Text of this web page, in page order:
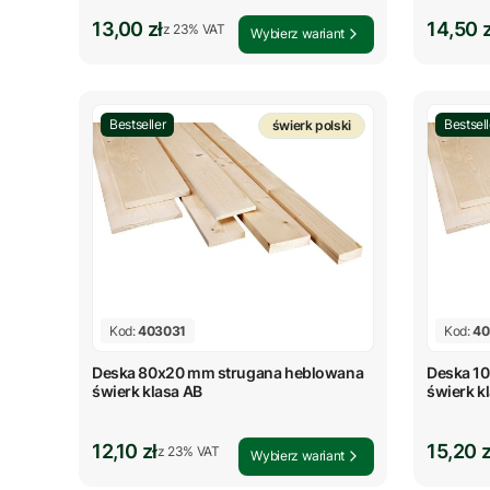
Cena brutto
13,00 złz %s VAT
z 23% VAT Wybierz wariant Cena
14,50
Bestseller
Kod:403031
świerk polski
Deska 80x20 mm strugana heblowana
świerk klasa AB
Cena brutto
12,10 złz %s VAT
z 23% VAT Wybierz wariant
Kod:
Deska
świerk
Cena
15,20